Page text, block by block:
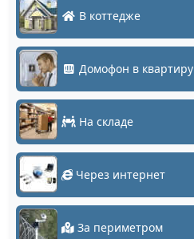
В коттедже
Домофон в квартиру
На складе
Через интернет
За периметром